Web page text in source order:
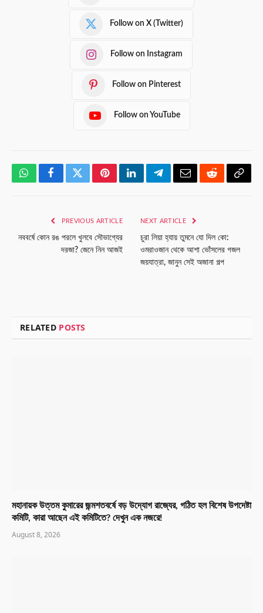
Follow on X (Twitter)
Follow on Instagram
Follow on Pinterest
Follow on YouTube
WhatsAppFacebookTwitterPinterestLinkedInTelegramEmailRedditCopy
PREVIOUS ARTICLE
নববর্ষে কোন রঙ পরলে খুলবে সৌভাগ্যের
দরজা? জেনে নিন আজই
NEXT ARTICLE
চুরা লিয়া হ্যায় তুমনে যো দিল কো:
ওমরাওজান থেকে আশা ভোঁসলের গজল
জয়যাত্রা, জানুন সেই অজানা গল্প
RELATED POSTS
মহানায়ক উত্তম কুমারের জন্মশতবর্ষে বড় উদ্যোগ রাজ্যের, গঠিত হল বিশেষ উপদেষ্টা
কমিটি, কারা আছেন এই কমিটিতে? দেখুন এক নজরে!
August 8, 2026